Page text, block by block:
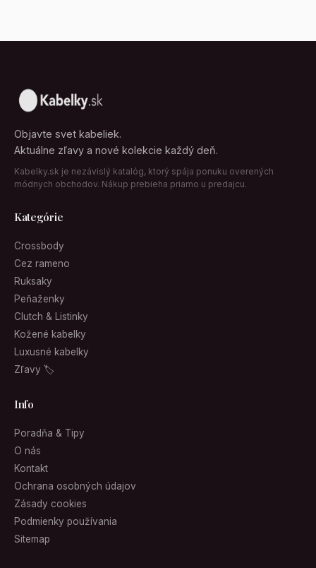
Objavte svet kabeliek.
Aktuálne zľavy a nové kolekcie každý deň.
Kabelky.sk je nezávislý katalóg, ktorý spája ponuku overených
módnych obchodov. Nákup prebieha priamo u predajcu.
Kategórie
Crossbody
Cez rameno
Ruksaky
Peňaženky
Clutch & Listinky
Kožené kabelky
Luxusné kabelky
Zľavy 🏷
Info
Poradňa & Tipy
O nás
Kontakt
Ochrana osobných údajov
Zásady cookies
Podmienky používania
Sitemap